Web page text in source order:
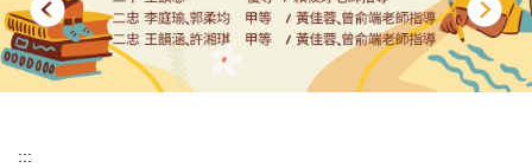
:::